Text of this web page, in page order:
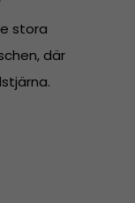
stora
där